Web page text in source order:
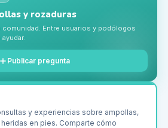
y rozaduras
comunidad. Entre usuarios y podólogos
Publicar pregunta
y experiencias sobre ampollas,
en pies. Comparte cómo